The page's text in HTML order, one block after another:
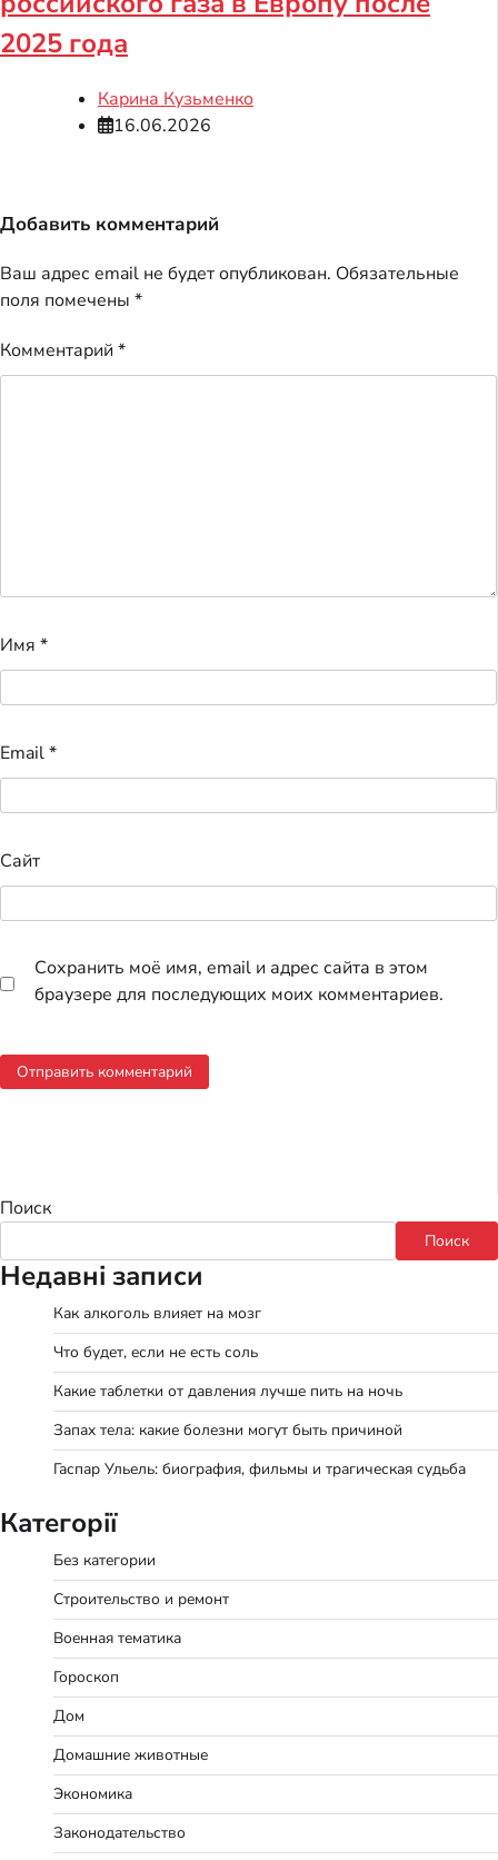
2025 года
Карина Кузьменко
16.06.2026
Добавить комментарий
Ваш адрес email не будет опубликован. Обязательные
поля помечены *
Комментарий *
Имя *
Email*
Сайт
Сохранить моё имя, email и адрес сайта в этом
браузере для последующих моих комментариев.
Поиск
Поиск
Недавні записи
Как алкоголь влияет на мозг
Что будет, если не есть соль
Какие таблетки от давления лучше пить на ночь
Запах тела: какие болезни могут быть причиной
Гаспар Ульель: биография, фильмы и трагическая судьба
Категорії
Без категории
Строительство и ремонт
Военная тематика
Гороскоп
Дом
Домашние животные
Экономика
Законодательство